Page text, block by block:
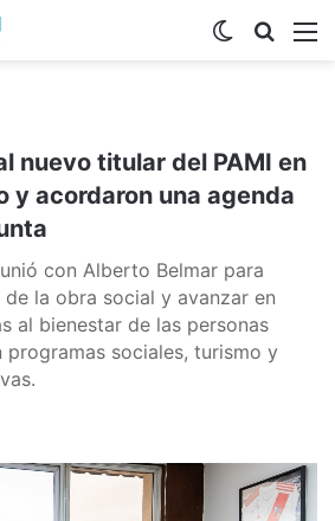
Buscar
Switch skin
nuevo titular del PAMI en
y acordaron una agenda
con Alberto Belmar para
la obra social y avanzar en
al bienestar de las personas
programas sociales, turismo y